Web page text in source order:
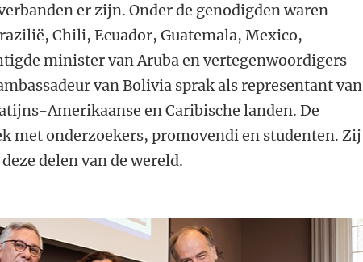
er zijn. Onder de genodigden waren
Chili, Ecuador, Guatemala, Mexico,
minister van Aruba en vertegenwoordigers
van Bolivia sprak als representant van
Amerikaanse en Caribische landen. De
met onderzoekers, promovendi en studenten. Zij
delen van de wereld.